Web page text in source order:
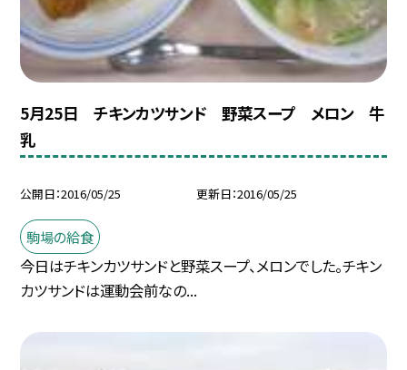
5月25日 チキンカツサンド 野菜スープ メロン 牛
乳
公開日 2016/05/25 更新日 2016/05/25
駒場の給食
今日はチキンカツサンドと野菜スープ、メロンでした。チキン
カツサンドは運動会前なの...